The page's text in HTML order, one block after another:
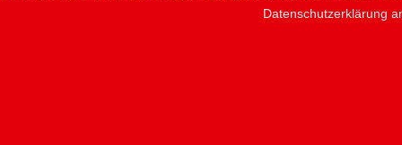
Datenschutzerklärung